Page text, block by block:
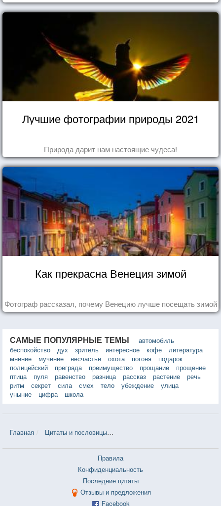
Лучшие фотографии природы 2021
Природа дарит нам настоящие чудеса!
Как прекрасна Венеция зимой
Фотограф рассказал, почему Венецию лучше посещать зимой
САМЫЕ ПОПУЛЯРНЫЕ ТЕМЫ
автомобиль
беспокойство
дух зритель интересное кофе
литература
мнение
мучение несчастье охота погоня
подарок
полицейский
преграда преимущество прощание
прощение
птица
пуля равенство разница рассказ растение
речь
ритм
секрет сила смех тело убеждение
улица
уныние
цифра школа
Главная Цитаты и пословицы
Правила
Конфиденциальность
Последние цитаты
Отзывы и предложения
Facebook